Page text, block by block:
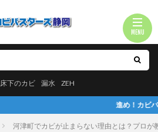
床下のカビ 漏水 ZEH
進め！カビバスターズチャンネ
河津町でカビが止まらない理由とは？プロが